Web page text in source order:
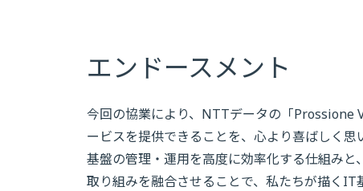
エンドースメント
今回の協業により、NTTデータの「
ービスを提供できることを、心より喜ばしく
基盤の管理・運用を高度に効率化する仕組み
取り組みを融合させることで、私たちが描く